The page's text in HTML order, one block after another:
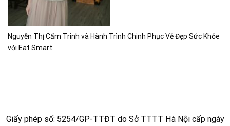
Nguyễn Thị Cẩm Trinh và Hành Trình Chinh Phục Vẻ Đẹp Sức Khỏe
với Eat Smart
Giấy phép số: 5254/GP-TTĐT do Sở TTTT Hà Nội cấp ngày